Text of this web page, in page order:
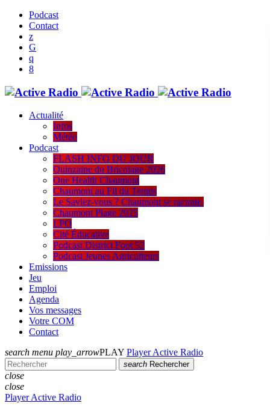
Podcast
Contact
Actualité
Infos
Météo
Podcast
FLASH INFO DU JOUR
Quinzaine du Bricolage 2026
One Health Chaumont
Chaumont au Fil du Temps
Le Saviez-vous ? Chaumont se raconte.
Chaumont Plage 2025
LPO
Cité Éducative
Podcast District Foot 52
Podcast Jeunes Agriculteurs
Emissions
Jeu
Emploi
Agenda
Vos messages
Votre COM
Contact
search menu play_arrowPLAY Player Active Radio
search Rechercher
close
close
Player Active Radio